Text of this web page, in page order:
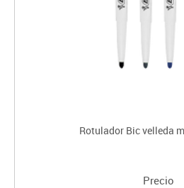
Rotulador Bic velleda
Precio